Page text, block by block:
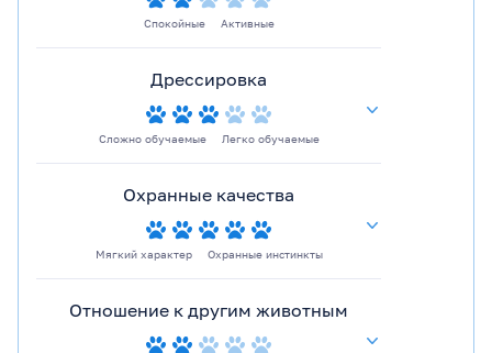
Спокойные Активные
Дрессировка
Сложно обучаемые Легко обучаемые
Охранные качества
Мягкий характер Охранные инстинкты
Отношение к другим животным